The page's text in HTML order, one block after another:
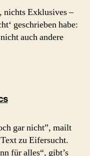
Exklusives –
geschrieben habe:
auch andere
sagt:
gar nicht”, mailt
zu Eifersucht.
für alles“, gibt’s